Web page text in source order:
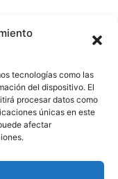
tecnologías como las
del dispositivo. El
procesar datos como
únicas en este
afectar